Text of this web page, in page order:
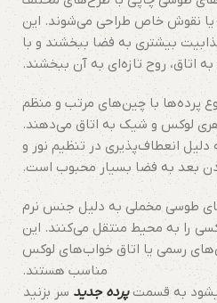
یا نقوش خاص طراحی می‌شوند. این
بیشتری به فضا ببخشند و با
اتاق، روح تازه‌ای به آن ببخشند.
پرده‌ها با چین‌های مرتب و منظم
لوکس و شیک به اتاق می‌دهند.
انعطاف‌پذیری در تنظیم نور و
بعد به فضا بسیار محبوب است.
طوسی مخملی به دلیل جنس نرم
را به محیط منتقل می‌کنند. این
رسمی یا اتاق خواب‌های لوکس
مناسب هستند.
به قسمتپرده جدید سر بزنید